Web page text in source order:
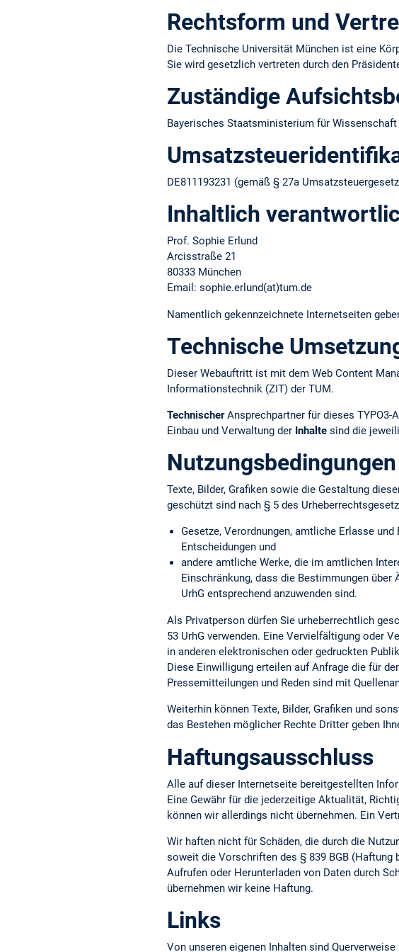
Rechtsform und
Die Technische Universität München ist eine
Sie wird gesetzlich vertreten durch den
Zuständige
Bayerisches Staatsministerium für Wissenschaft
DE811193231 (gemäß § 27a
Inhaltlich
Prof. Sophie Erlund
Arcisstraße 21
80333 München
Email: sophie.erlund(at)tum.de
Namentlich gekennzeichnete Internetseiten
Technische
Dieser Webauftritt ist mit dem Web Content
Informationstechnik (ZIT) der TUM.
TechnischerAnsprechpartner für dieses TYPO3-
Einbau und Verwaltung der Inhalte sind die
Nutzungsbedingungen
Texte, Bilder, Grafiken sowie die Gestaltung
geschützt sind nach § 5 des
Gesetze, Verordnungen, amtliche Erlasse
Entscheidungen und
andere amtliche Werke, die im amtlichen
Einschränkung, dass die Bestimmungen über
UrhG entsprechend anzuwenden sind.
Als Privatperson dürfen Sie urheberrechtlich
53 UrhG verwenden. Eine Vervielfältigung oder
in anderen elektronischen oder gedruckten
Diese Einwilligung erteilen auf Anfrage die für
Pressemitteilungen und Reden sind mit
Weiterhin können Texte, Bilder, Grafiken und
das Bestehen möglicher Rechte Dritter geben
Haftungsausschluss
Alle auf dieser Internetseite bereitgestellten
Eine Gewähr für die jederzeitige Aktualität,
können wir allerdings nicht übernehmen. Ein
Wir haften nicht für Schäden, die durch die
soweit die Vorschriften des § 839 BGB
Aufrufen oder Herunterladen von Daten durch
übernehmen wir keine Haftung.
Links
Von unseren eigenen Inhalten sind